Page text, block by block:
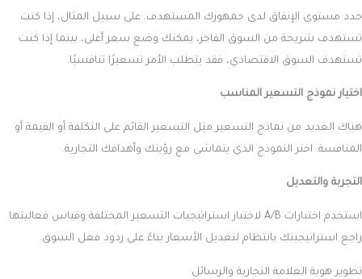
حدد مستوى الإنفاق لدى جمهورك المستهدف. على سبيل المثال، إذا كنت
تستهدف شريحة من السوق الفاخر، يمكنك وضع سعر أعلى، بينما إذا كنت
تستهدف السوق الاقتصادي، فقد يتطلب الأمر تسعيرًا تنافسيًا.
اختيار نموذج التسعير المناسب
هناك العديد من نماذج التسعير مثل التسعير القائم على التكلفة أو القيمة أو
المنافسة. اختر النموذج الذي يتماشى مع رؤيتك وأهدافك التجارية.
التجربة والتعديل
استخدم اختبارات A/B لاختبار استراتيجيات التسعير المختلفة وقياس فعاليتها.
راجع استراتيجيتك بانتظام لتعديل الأسعار بناءً على ردود فعل السوق.
تطوير هوية العلامة التجارية والرسائل